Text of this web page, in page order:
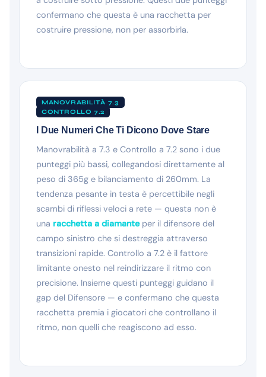
confermano che questa è una racchetta per
costruire pressione, non per assorbirla.
MANOVRABILITÀ 7.3
CONTROLLO 7.2
I Due Numeri Che Ti Dicono Dove Stare
Manovrabilità a 7.3 e Controllo a 7.2 sono i due
punteggi più bassi, collegandosi direttamente al
peso di 365g e bilanciamento di 260mm. La
tendenza pesante in testa è percettibile negli
scambi di riflessi veloci a rete — questa non è
una racchetta a diamanteper il difensore del
campo sinistro che si destreggia attraverso
transizioni rapide. Controllo a 7.2 è il fattore
limitante onesto nel reindirizzare il ritmo con
precisione. Insieme questi punteggi guidano il
gap del Difensore — e confermano che questa
racchetta premia i giocatori che controllano il
ritmo, non quelli che reagiscono ad esso.